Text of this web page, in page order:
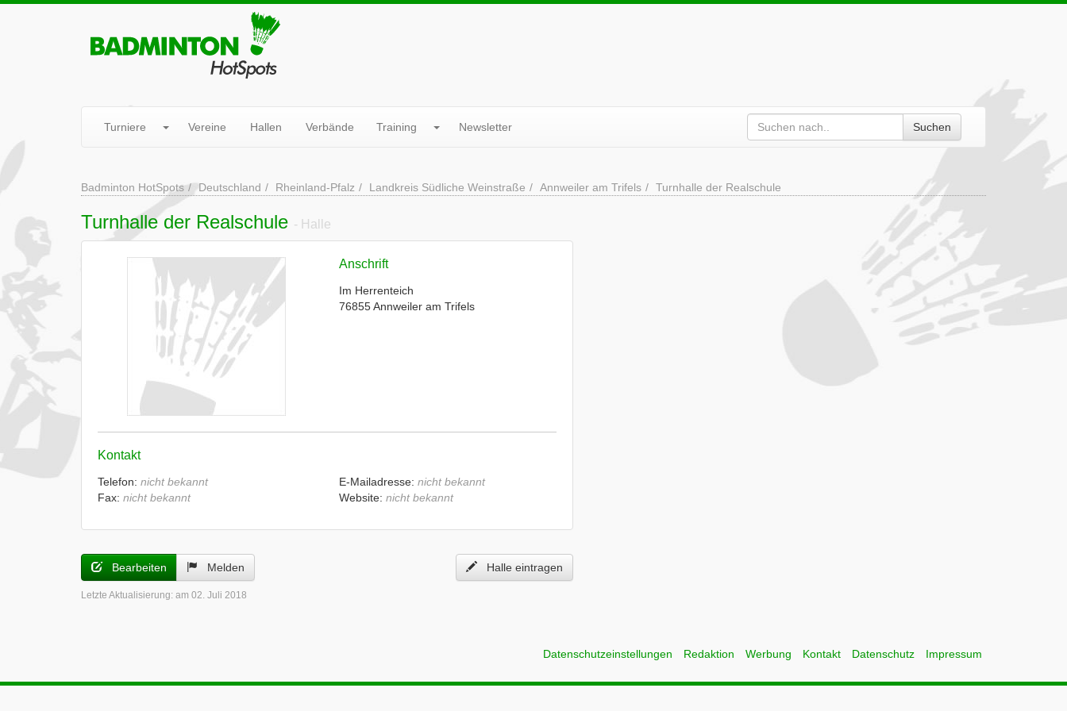
Turniere Vereine Hallen Verbände Training Newsletter Suchen
Badminton HotSpots Deutschland Rheinland-Pfalz Landkreis Südliche Weinstraße Annweiler am Trifels Turnhalle der Realschule
Turnhalle der Realschule - Halle
Anschrift
Im Herrenteich
76855 Annweiler am Trifels
Kontakt
Telefon: nicht bekannt
Fax: nicht bekannt
E-Mailadresse: nicht bekannt
Website: nicht bekannt
Bearbeiten Melden Halle eintragen
Letzte Aktualisierung: am 02. Juli 2018
Datenschutzeinstellungen Redaktion Werbung Kontakt Datenschutz Impressum